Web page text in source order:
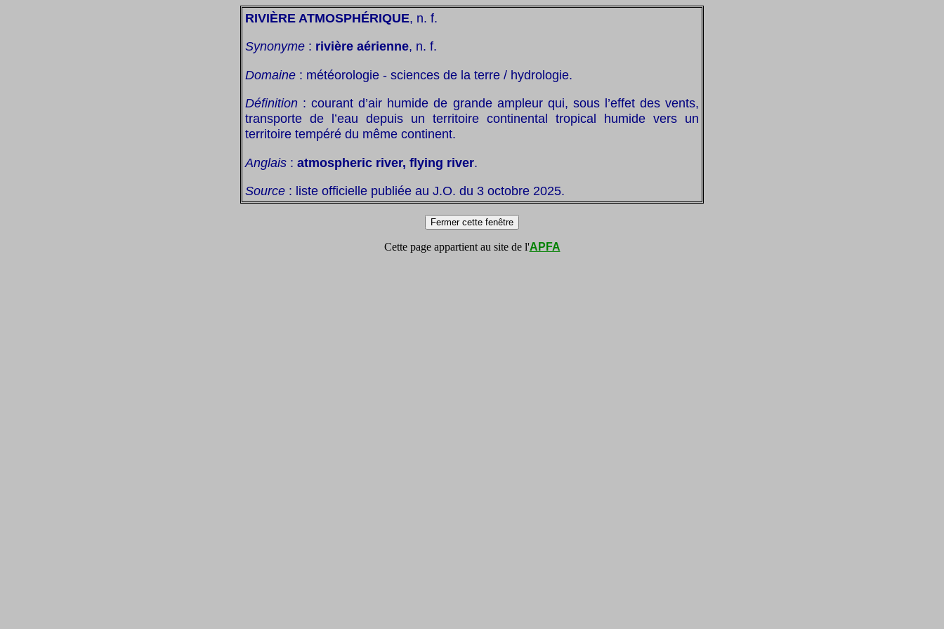
RIVIÈRE ATMOSPHÉRIQUE, n. f.
Synonyme : rivière aérienne, n. f.
Domaine : météorologie - sciences de la terre / hydrologie.
Définition : courant d’air humide de grande ampleur qui, sous l’effet des vents,
transporte de l’eau depuis un territoire continental tropical humide vers un
territoire tempéré du même continent.
Anglais : atmospheric river, flying river.
Source : liste officielle publiée au J.O. du 3 octobre 2025.
Cette page appartient au site de l'APFA